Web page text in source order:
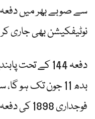
نوٹیفکیشن بھی جاری
بدھ 11 جون تک ہو